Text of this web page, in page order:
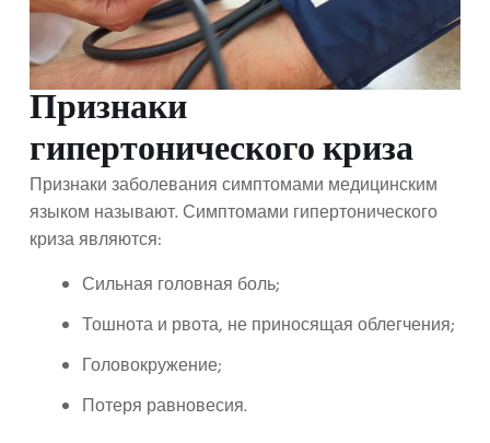
Признаки
гипертонического криза
Признаки заболевания симптомами медицинским
языком называют. Симптомами гипертонического
криза являются:
Сильная головная боль;
Тошнота и рвота, не приносящая облегчения;
Головокружение;
Потеря равновесия.